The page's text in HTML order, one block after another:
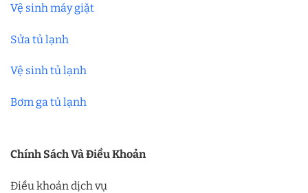
Vệ sinh máy giặt
Sửa tủ lạnh
Vệ sinh tủ lạnh
Bơm ga tủ lạnh
Chính Sách Và Điều Khoản
Điều khoản dịch vụ